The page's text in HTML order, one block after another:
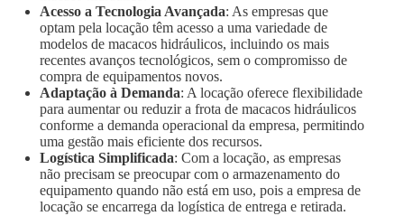
Acesso a Tecnologia Avançada: As empresas que
optam pela locação têm acesso a uma variedade de
modelos de macacos hidráulicos, incluindo os mais
recentes avanços tecnológicos, sem o compromisso de
compra de equipamentos novos.
Adaptação à Demanda: A locação oferece flexibilidade
para aumentar ou reduzir a frota de macacos hidráulicos
conforme a demanda operacional da empresa, permitindo
uma gestão mais eficiente dos recursos.
Logística Simplificada: Com a locação, as empresas
não precisam se preocupar com o armazenamento do
equipamento quando não está em uso, pois a empresa de
locação se encarrega da logística de entrega e retirada.